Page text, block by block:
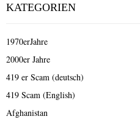
KATEGORIEN
1970erJahre
2000er Jahre
419 er Scam (deutsch)
419 Scam (English)
Afghanistan